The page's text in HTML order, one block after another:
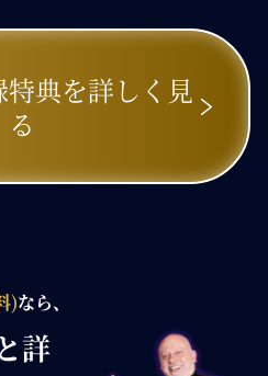
典を詳しく見
る
)なら、
詳